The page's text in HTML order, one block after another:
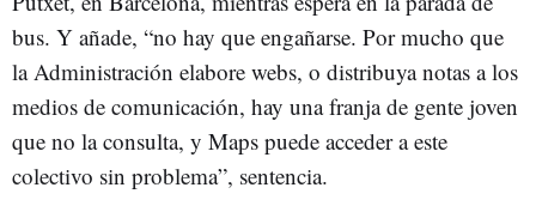
bus. Y añade, “no hay que engañarse. Por mucho que
la Administración elabore webs, o distribuya notas a los
medios de comunicación, hay una franja de gente joven
que no la consulta, y Maps puede acceder a este
colectivo sin problema”, sentencia.